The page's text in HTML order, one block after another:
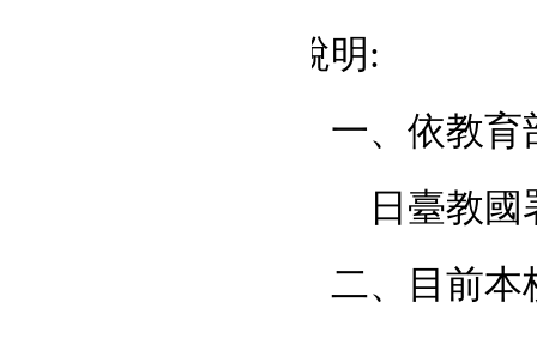
說明:
一、依教育
日臺教
二、目前本